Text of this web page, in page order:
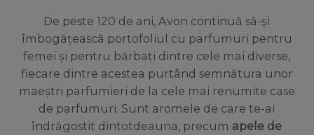
De peste 120 de ani, Avon continuă să-și
îmbogățească portofoliul cu parfumuri pentru
femei și pentru bărbați dintre cele mai diverse,
fiecare dintre acestea purtând semnătura unor
maeștri parfumieri de la cele mai renumite case
de parfumuri. Sunt aromele de care te-ai
îndrăgostit dintotdeauna, precum apele de